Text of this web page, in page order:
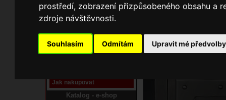
prostředí, zobrazení přizpůsobeného obsahu a
zdroje návštěvnosti.
Souhlasím Odmítám Upravit mé předvolby
Pracoviště laser
Nové pracoviště firmy
Jak nakupovat
Katalog - e-shop
E-shop JOKR
01040434